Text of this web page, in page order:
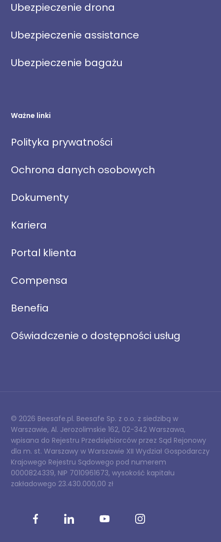
Ubezpieczenie drona
Ubezpieczenie assistance
Ubezpieczenie bagażu
Ważne linki
Polityka prywatności
Ochrona danych osobowych
Dokumenty
Kariera
Portal klienta
Compensa
Benefia
Oświadczenie o dostępności usług
© 2026 Beesafe.pl. Beesafe Sp. z o.o. z siedzibą w
Warszawie, Al. Jerozolimskie 162, 02-342 Warszawa,
wpisana do Rejestru Przedsiębiorców przez Sąd Rejonowy
dla m. st. Warszawy w Warszawie XII Wydział Gospodarczy
Krajowego Rejestru Sądowego pod numerem
0000824339, NIP 7010961673, wysokość kapitału
zakładowego 23.430.000,00 zł